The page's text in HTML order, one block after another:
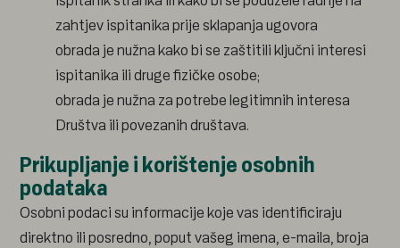
zahtjev ispitanika prije sklapanja ugovora
obrada je nužna kako bi se zaštitili ključni interesi
ispitanika ili druge fizičke osobe;
obrada je nužna za potrebe legitimnih interesa
Društva ili povezanih društava.
Prikupljanje i korištenje osobnih
podataka
Osobni podaci su informacije koje vas identificiraju
direktno ili posredno, poput vašeg imena, e-maila, broja